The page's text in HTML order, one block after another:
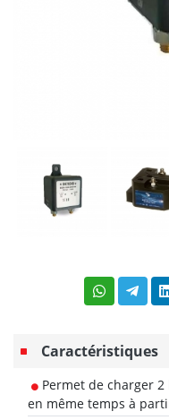
Caractéristiques
Permet de charger
en même temps à